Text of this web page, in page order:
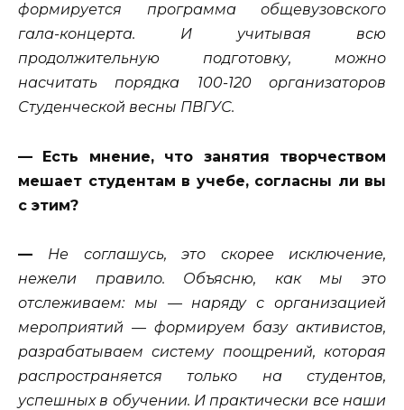
формируется программа общевузовского
гала-концерта. И учитывая всю
продолжительную подготовку, можно
насчитать порядка 100-120 организаторов
Студенческой весны ПВГУС.
— Есть мнение, что занятия творчеством
мешает студентам в учебе, согласны ли вы
с этим?
— Не соглашусь, это скорее исключение,
нежели правило. Объясню, как мы это
отслеживаем: мы — наряду с организацией
мероприятий — формируем базу активистов,
разрабатываем систему поощрений, которая
распространяется только на студентов,
успешных в обучении. И практически все наши